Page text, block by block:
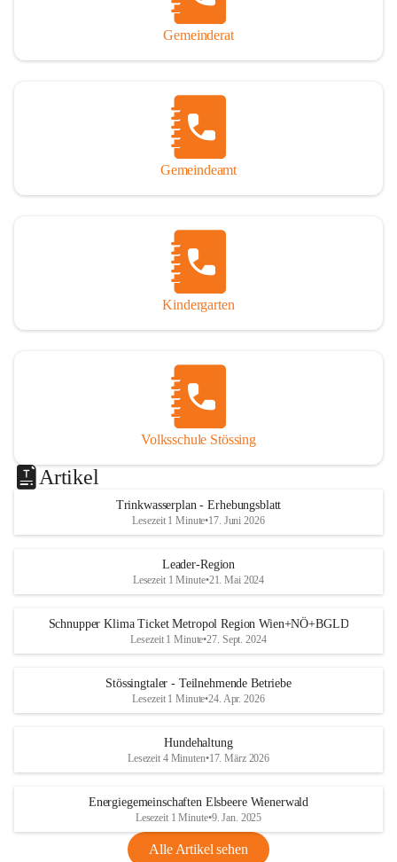
Gemeinderat
Gemeindeamt
Kindergarten
Volksschule Stössing
Artikel
Trinkwasserplan - Erhebungsblatt
Lesezeit 1 Minute•17. Juni 2026
Leader-Region
Lesezeit 1 Minute•21. Mai 2024
Schnupper Klima Ticket Metropol Region Wien+NÖ+BGLD
Lesezeit 1 Minute•27. Sept. 2024
Stössingtaler - Teilnehmende Betriebe
Lesezeit 1 Minute•24. Apr. 2026
Hundehaltung
Lesezeit 4 Minuten•17. März 2026
Energiegemeinschaften Elsbeere Wienerwald
Lesezeit 1 Minute•9. Jan. 2025
Alle Artikel sehen